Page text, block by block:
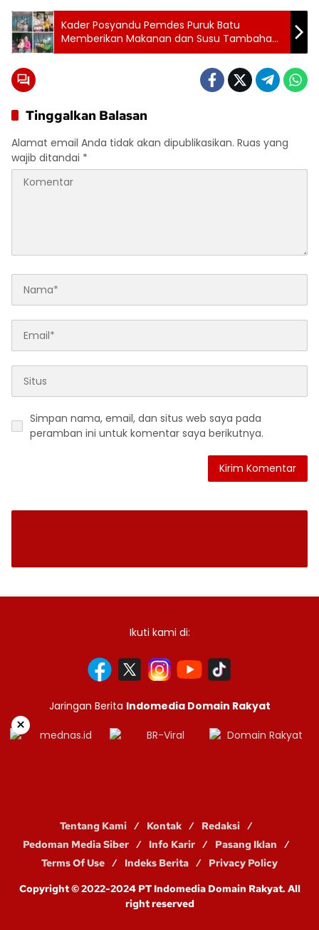
Kader Posyandu Pemdes Puruk Batu
Memberikan Makanan dan Susu Tambahan
Ke Pada Seluruh Balita
Tinggalkan Balasan
Alamat email Anda tidak akan dipublikasikan. Ruas yang
wajib ditandai *
Simpan nama, email, dan situs web saya pada
peramban ini untuk komentar saya berikutnya.
Ikuti kami di:
Jaringan Berita Indomedia Domain Rakyat
Tentang Kami Kontak
Redaksi
Pedoman Media Siber
Info Karir
Pasang Iklan
Terms Of Use
Indeks Berita
Privacy Policy
Copyright © 2022-2024 PT Indomedia Domain Rakyat. All
right reserved
×